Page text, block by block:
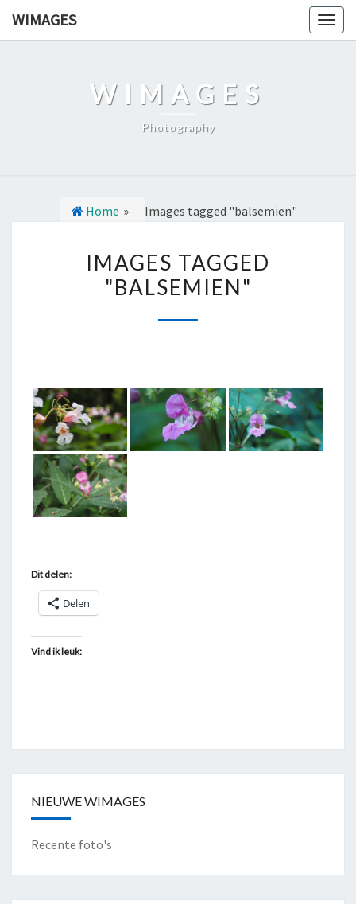
GaWIMAGES
WIMAGES
Photography
Home » Images tagged "balsemien"
M
A
A
G
G
IMAGES TAGGED
"BALSEMIEN"
Dit delen:
Delen
Vind ik leuk:
NIEUWE WIMAGES
Recente foto's